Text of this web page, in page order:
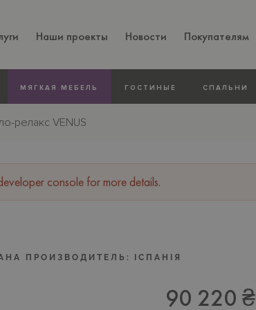
Наши проекты Новости Покупателям
МЯГКАЯ МЕБЕЛЬ ГОСТИНЫЕ СПАЛЬНИ
релакс VENUS
console for more details.
ПРОИЗВОДИТЕЛЬ: IСПАНIЯ
90 220 ₴